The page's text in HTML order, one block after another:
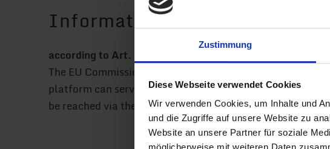
Zustimmung
Diese Webseite verwendet Cookies
Wir verwenden Cookies, um Inhalte und
und die Zugriffe auf unsere Website zu
Website an unsere Partner für soziale
Information on online
according to Art. 14 (1) ODR Ordinance
The EU Commission offers the possibility for online
platform can serve as a focal point for out of court
be reached via the external linkhttp://ec.europa.eu/